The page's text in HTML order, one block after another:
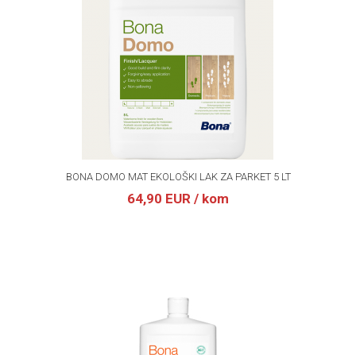
BONA DOMO MAT EKOLOŠKI LAK ZA PARKET 5 LT
64,90 EUR / kom